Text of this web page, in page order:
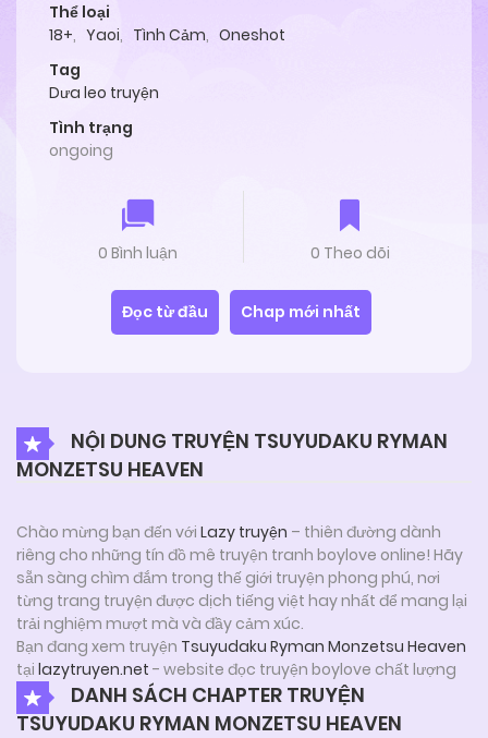
Thể loại
18+, Yaoi, Tình Cảm, Oneshot
Tag
Dưa leo truyện
Tình trạng
ongoing
0 Bình luận 0 Theo dõi
Đọc từ đầu Chap mới nhất
NỘI DUNG TRUYỆN TSUYUDAKU RYMAN
MONZETSU HEAVEN
Chào mừng bạn đến với Lazy truyện – thiên đường dành
riêng cho những tín đồ mê truyện tranh boylove online! Hãy
sẵn sàng chìm đắm trong thế giới truyện phong phú, nơi
từng trang truyện được dịch tiếng việt hay nhất để mang lại
trải nghiệm mượt mà và đầy cảm xúc.
Bạn đang xem truyện Tsuyudaku Ryman Monzetsu Heaven
tại lazytruyen.net - website đọc truyện boylove chất lượng
DANH SÁCH CHAPTER TRUYỆN
TSUYUDAKU RYMAN MONZETSU HEAVEN